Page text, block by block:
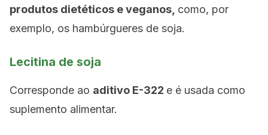
produtos dietéticos e veganos, como, por
exemplo, os hambúrgueres de soja.
Lecitina de soja
Corresponde ao aditivo E-322 e é usada como
suplemento alimentar.